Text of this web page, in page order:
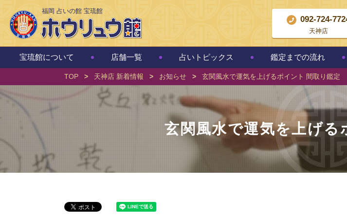
福岡 占いの館 宝琉館
092-724-
天神店
宝琉館について 店舗一覧 占いトピックス 鑑定までの流れ
TOP > 天神店 新着情報 > お知らせ > 玄関風水で運気を上げるポイント 間取り鑑定
玄関風水で運気を上げる